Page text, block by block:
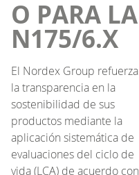
O PARA LA
N175/6.X
El Nordex Group refuerza
la transparencia en la
sostenibilidad de sus
productos mediante la
aplicación sistemática de
evaluaciones del ciclo de
vida (LCA) de acuerdo con